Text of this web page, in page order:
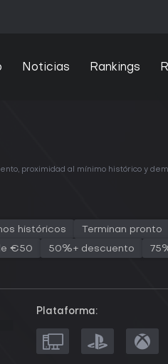
Noticias Rankings
proximidad al mínimo histórico y
históricos Terminan pronto
€50 50%+ descuento
Plataforma: